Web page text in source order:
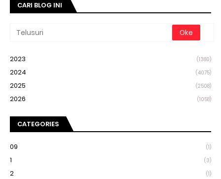
CARI BLOG INI
2023 (1380)
2024 (4075)
2025 (2508)
2026 (1058)
CATEGORIES
09 (1)
1 (3)
2 (1)